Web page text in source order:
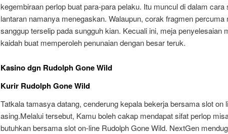
kegembiraan perlop buat para-para pelaku. Itu muncul di dalam cara
lantaran namanya menegaskan. Walaupun, corak fragmen percuma
sanggup terselip pada sungguh kian. Kecuali ini, meja penyelesaian
kaidah buat memperoleh penunaian dengan besar teruk.
Kasino dgn Rudolph Gone Wild
Kurir Rudolph Gone Wild
Tatkala tamasya datang, cenderung kepala bekerja bersama slot on
asing.Melalui tersebut, Kamu boleh cakap mendapat sifat perlop
butuhkan bersama slot on-line Rudolph Gone Wild. NextGen